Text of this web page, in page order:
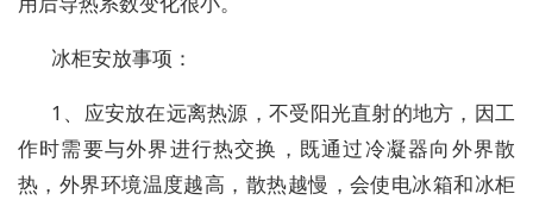
冰柜安放事项：
1、应安放在远离热源，不受阳光直射的地方，因工
作时需要与外界进行热交换，既通过冷凝器向外界散
热，外界环境温度越高，散热越慢，会使电冰箱和冰柜